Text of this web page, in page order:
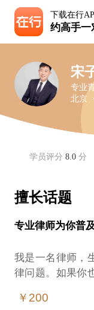
下载在行
约高手一
宋
专业
北京
学员评分8.0 分
擅长话题
专业律师为你普
我是一名律师，
律问题。如果你
工作中适用的
￥200